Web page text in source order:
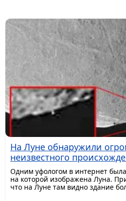
На Луне обнаружили
неизвестного
Одним уфологом в интернет
на которой изображена Луна.
что на Луне там видно здание